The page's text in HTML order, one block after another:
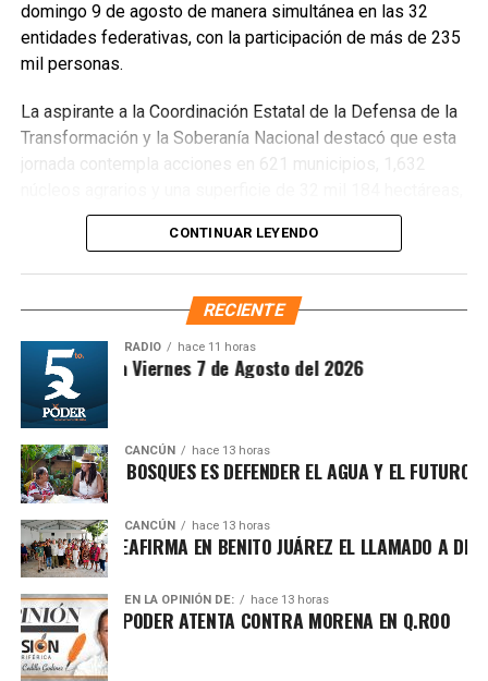
domingo 9 de agosto de manera simultánea en las 32
entidades federativas, con la participación de más de 235
mil personas.
La aspirante a la Coordinación Estatal de la Defensa de la
Transformación y la Soberanía Nacional destacó que esta
jornada contempla acciones en 621 municipios, 1,632
donde se plantarán más de 6.6 millones de árboles,
arbustos y plantas herbáceas, además de la dispersión de
semillas para acelerar la restauración de los ecosistemas.
Subrayó que la magnitud de este esfuerzo responde a los
desafíos ambientales del país, que cada año pierde más
de 203 mil hectáreas por deforestación y enfrenta daños
por incendios, plagas y enfermedades.
CONTINUAR LEYENDO
RECIENTE
RADIO hace 11 horas
Matutina Viernes 7 de Agosto del 2026
CANCÚN hace 13 horas
LOS BOSQUES ES DEFENDER EL AGUA Y EL FUTURO DE
CANCÚN hace 13 horas
MARÍN REAFIRMA EN BENITO JUÁREZ EL LLAMADO A
EN LA OPINIÓN DE: hace 13 horas
POR EL PODER ATENTA CONTRA MORENA EN Q.ROO